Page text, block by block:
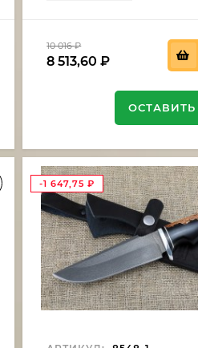
10 016₽
8 513,60₽
ОСТАВИТЬ
-1 647,75₽